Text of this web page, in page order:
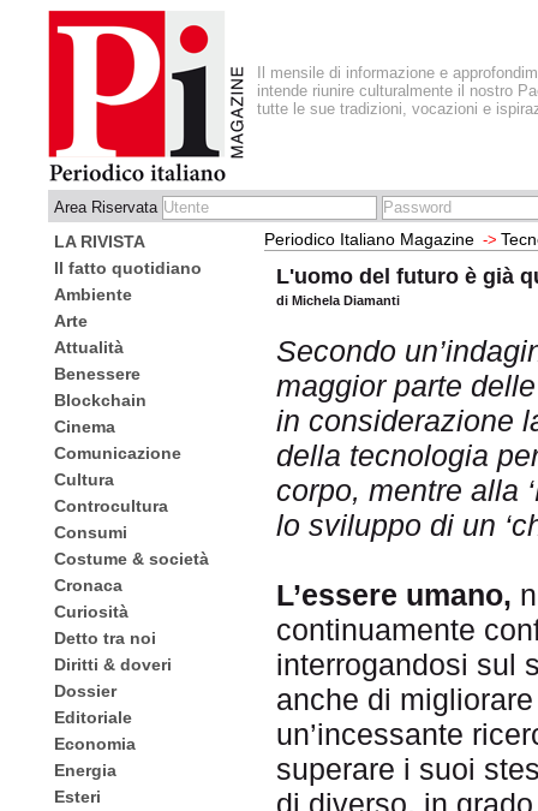
Il mensile di informazione e
intende riunire culturalmente il nostro
tutte le sue tradizioni, vocazioni e
Area Riservata
LA RIVISTA
Il fatto quotidiano
Ambiente
Arte
Attualità
Benessere
Blockchain
Cinema
Comunicazione
Cultura
Controcultura
Consumi
Costume & società
Cronaca
Curiosità
Detto tra noi
Diritti & doveri
Dossier
Editoriale
Economia
Energia
Esteri
Periodico Italiano Magazine ->
L'uomo del futuro è già
di Michela Diamanti
Secondo
maggior parte
in considerazione
della tecnologia
corpo, mentre alla
lo sviluppo di un
L’essere umano,
continuamente
interrogandosi sul
anche di
un’incessante
superare i suoi
di diverso, in